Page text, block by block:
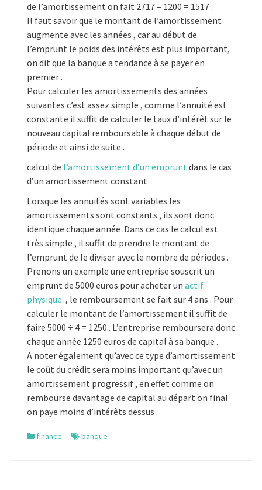
de l’amortissement on fait 2717 – 1200 = 1517 .
Il faut savoir que le montant de l’amortissement
augmente avec les années , car au début de
l’emprunt le poids des intérêts est plus important,
on dit que la banque a tendance à se payer en
premier .
Pour calculer les amortissements des années
suivantes c’est assez simple , comme l’annuité est
constante il suffit de calculer le taux d’intérêt sur le
nouveau capital remboursable à chaque début de
période et ainsi de suite .
calcul de l’amortissement d’un emprunt dans le cas
d’un amortissement constant
Lorsque les annuités sont variables les
amortissements sont constants , ils sont donc
identique chaque année .Dans ce cas le calcul est
très simple , il suffit de prendre le montant de
l’emprunt de le diviser avec le nombre de périodes .
Prenons un exemple une entreprise souscrit un
emprunt de 5000 euros pour acheter un actif
physique , le remboursement se fait sur 4 ans . Pour
calculer le montant de l’amortissement il suffit de
faire 5000 ÷ 4 = 1250 . L’entreprise remboursera donc
chaque année 1250 euros de capital à sa banque .
A noter également qu’avec ce type d’amortissement
le coût du crédit sera moins important qu’avec un
amortissement progressif , en effet comme on
rembourse davantage de capital au départ on final
on paye moins d’intérêts dessus .
finance banque